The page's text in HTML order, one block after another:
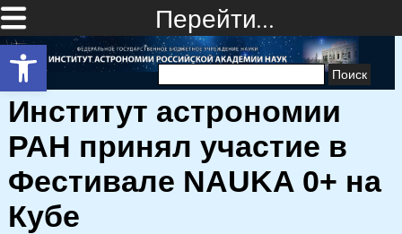
Открыть панель инструментов
Перейти…
Найти:
Институт астрономии
РАН принял участие в
Фестивале NAUKA 0+ на
Кубе